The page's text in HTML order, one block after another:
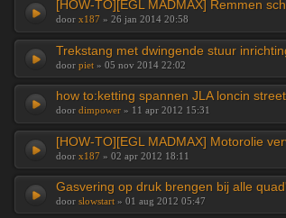
[HOW-TO][EGL MADMAX] Remmen
door x187 » 26 jan 2014 20:58
Trekstang met dwingende stuur
door piet » 05 nov 2014 22:02
how to:ketting spannen JLA loncin
door dimpower » 11 apr 2012 15:31
[HOW-TO][EGL MADMAX] Motorolie
door x187 » 02 apr 2012 18:11
Gasvering op druk brengen bij alle
door slowstart » 01 aug 2012 05:47